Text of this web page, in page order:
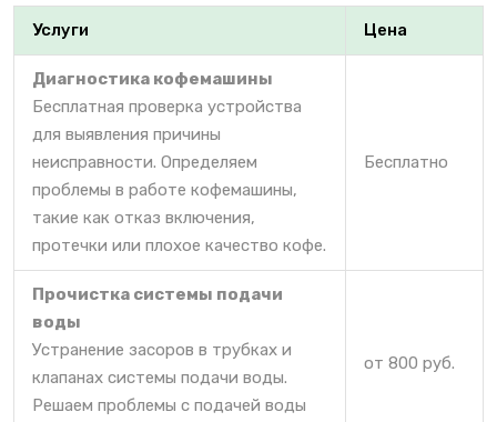
Услуги Цена
Диагностика кофемашины
Бесплатная проверка устройства
для выявления причины
неисправности. Определяем
проблемы в работе кофемашины,
такие как отказ включения,
протечки или плохое качество кофе.
Бесплатно
Прочистка системы подачи
воды
Устранение засоров в трубках и
клапанах системы подачи воды.
Решаем проблемы с подачей воды
от 800 руб.